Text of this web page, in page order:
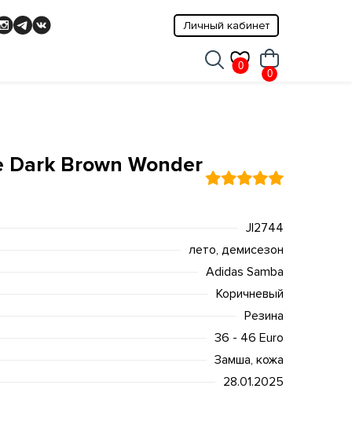
0
Личный кабинет
0
Dark Brown Wonder
JI2744
лето, демисезон
Adidas Samba
Коричневый
Резина
36 - 46 Euro
Замша, кожа
28.01.2025